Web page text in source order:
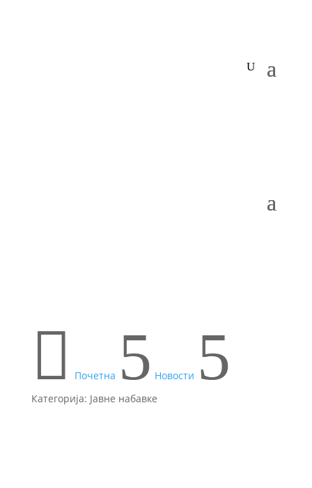
 Почетна 5 Новости 5
Категорија: Јавне набавке